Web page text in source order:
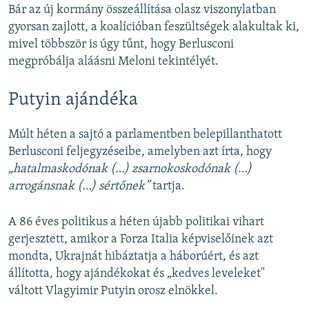
Bár az új kormány összeállítása olasz viszonylatban
gyorsan zajlott, a koalícióban feszültségek alakultak ki,
mivel többször is úgy tűnt, hogy Berlusconi
megpróbálja aláásni Meloni tekintélyét.
Putyin ajándéka
Múlt héten a sajtó a parlamentben belepillanthatott
Berlusconi feljegyzéseibe, amelyben azt írta, hogy
„hatalmaskodónak (…) zsarnokoskodónak (…)
arrogánsnak (…) sértőnek”tartja.
A 86 éves politikus a héten újabb politikai vihart
gerjesztett, amikor a Forza Italia képviselőinek azt
mondta, Ukrajnát hibáztatja a háborúért, és azt
állította, hogy ajándékokat és „kedves leveleket"
váltott Vlagyimir Putyin orosz elnökkel.